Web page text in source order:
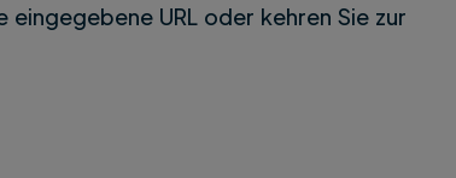
URL oder kehren Sie zur